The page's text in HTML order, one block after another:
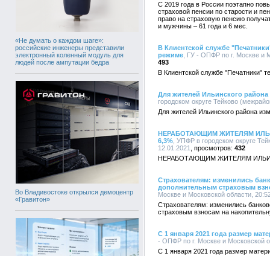
«Не думать о каждом шаге»:
российские инженеры представили
электронный коленный модуль для
людей после ампутации бедра
Во Владивостоке открылся демоцентр
«Гравитон»
С 2019 года в России поэтапно
страховой пенсии по старости и
право на страховую пенсию
и мужчины – 61 года и 6 мес.
В Клиентской службе
режиме , ГУ - ОПФР по г. Москве и
493
В Клиентской службе "Печатники"
Для жителей Ильинского
городском округе Тейково
Для жителей Ильинского района
НЕРАБОТАЮЩИМ ЖИТЕЛЯМ
6,3% , УПФР в городском округе
12.01.2021
432
НЕРАБОТАЮЩИМ ЖИТЕЛЯМ
Страхователям: изменились
дополнительным страховым
Москве и Московской области,
Страхователям: изменились
страховым взносам на
С 1 января 2021 года размер
- ОПФР по г. Москве и Московской
С 1 января 2021 года размер